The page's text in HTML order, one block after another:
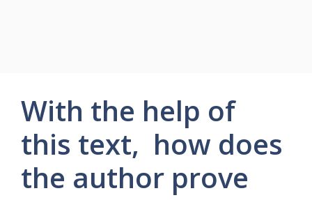
With the help of
this text, how does
the author prove